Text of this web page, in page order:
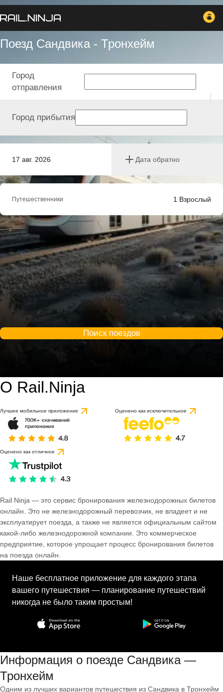
Поезд Сандвика - Тронхейм
17 авг. 2026 Дата обратно
Город
отправления
Город прибытия
Путешественники 1 Взрослый
Поиск поездов
О Rail.Ninja
Лучшее мобильное приложение Оценено как исключительное
Оценено как отличное
Rail Ninja — это сервис бронирования железнодорожных билетов
онлайн. Это не железнодорожный перевозчик, не владеет и не
эксплуатирует поезда, а также не является официальным сайтом
какой-либо железнодорожной компании. Это коммерческое
предприятие, которое упрощает процесс бронирования билетов
на поезда онлайн.
Наше бесплатное приложение для каждого этапа
вашего путешествия — планирование путешествий
никогда не было таким простым!
Информация о поезде Сандвика —
Тронхейм
Одним из лучших вариантов путешествия из Сандвика в Тронхейм